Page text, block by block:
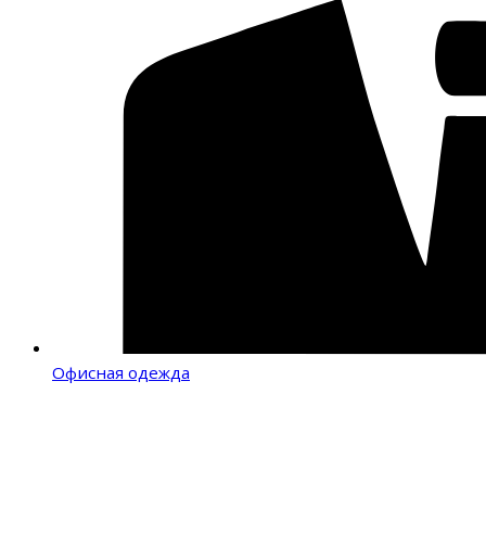
Офисная одежда